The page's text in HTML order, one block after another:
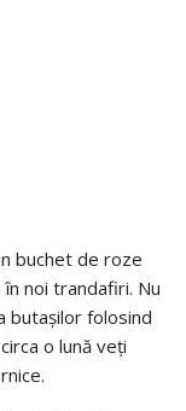
buchet de roze
noi trandafiri. Nu
butașilor folosind
o lună veți